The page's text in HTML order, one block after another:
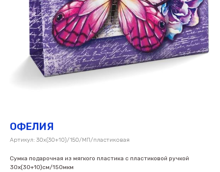
ОФЕЛИЯ
Артикул: 30х(30+10)/150/МП/пластиковая
Сумка подарочная из мягкого пластика с пластиковой ручкой
30х(30+10)см/150мкм